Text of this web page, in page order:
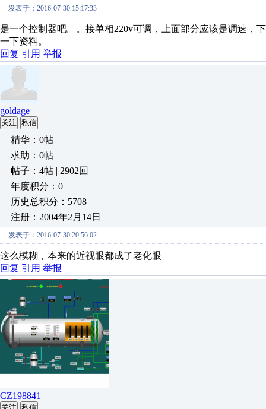
发表于：2016-07-30 15:17:33
是一个控制器吧。。接单相220v可调，上面部分应该是调速，
一下资料。
回复 引用 举报
goldage
关注 私信
精华：0帖
求助：0帖
帖子：4帖 | 2902回
年度积分：0
历史总积分：5708
注册：2004年2月14日
发表于：2016-07-30 20:56:02
这么模糊，本来的近视眼都成了老化眼
回复 引用 举报
CZ198841